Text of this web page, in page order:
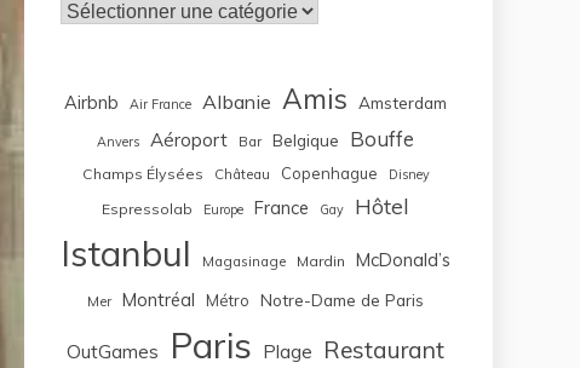
Catégories
Airbnb Air France Albanie Amis Amsterdam
Anvers Aéroport Bar Belgique Bouffe
Champs Élysées Château Copenhague Disney
Espressolab Europe France Gay Hôtel
Istanbul Magasinage Mardin McDonald’s
Mer Montréal Métro Notre-Dame de Paris
OutGames Paris Plage Restaurant